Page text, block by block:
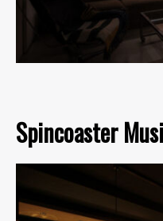
Spincoaster